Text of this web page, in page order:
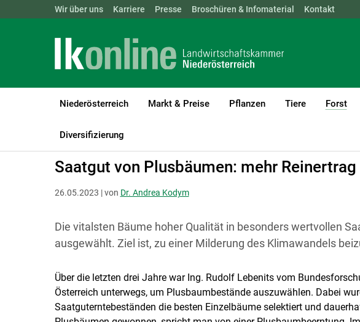
Landwirtschaftskammern: ÖSTERREICH BGLD KTN NÖ OÖ SBG
Wir über uns Karriere Presse Broschüren & Infomaterial Kontakt
Niederösterreich Markt & Preise Pflanzen Tiere Forst
Diversifizierung
LK Niederösterreich
Saatgut von Plusbäumen: mehr Reinertrag
26.05.2023 | von Dr. Andrea Kodym
Die vitalsten Bäume hoher Qualität in besonders wertvollen
ausgewählt. Ziel ist, zu einer Milderung des Klimawandels
Über die letzten drei Jahre war Ing. Rudolf Lebenits vom
Österreich unterwegs, um Plusbaumbestände auszuwählen. Dabei
Saatguterntebeständen die besten Einzelbäume selektiert und